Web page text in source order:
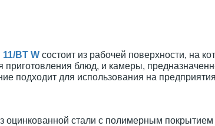
11/BT W состоит из рабочей поверхности, на
приготовления блюд, и камеры,
подходит для использования на
оцинкованной стали с полимерным